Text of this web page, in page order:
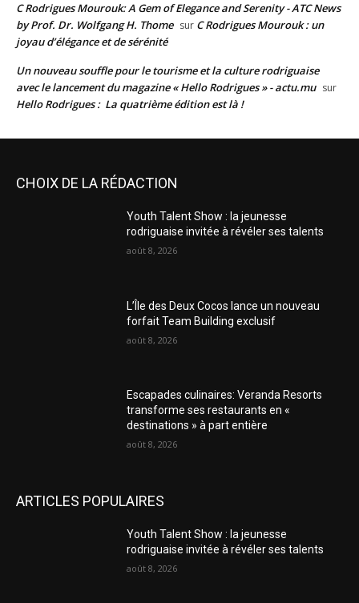
C Rodrigues Mourouk: A Gem of Elegance and Serenity - ATC News
by Prof. Dr. Wolfgang H. Thome sur C Rodrigues Mourouk : un
joyau d’élégance et de sérénité
Un nouveau souffle pour le tourisme et la culture rodriguaise
avec le lancement du magazine « Hello Rodrigues » - actu.mu sur
Hello Rodrigues : La quatrième édition est là !
CHOIX DE LA RÉDACTION
Youth Talent Show : la jeunesse
rodriguaise invitée à révéler ses talents
août 8, 2026
L’Île des Deux Cocos lance un nouveau
forfait Team Building exclusif
août 8, 2026
Escapades culinaires: Veranda Resorts
transforme ses restaurants en «
destinations » à part entière
août 8, 2026
ARTICLES POPULAIRES
Youth Talent Show : la jeunesse
rodriguaise invitée à révéler ses talents
août 8, 2026